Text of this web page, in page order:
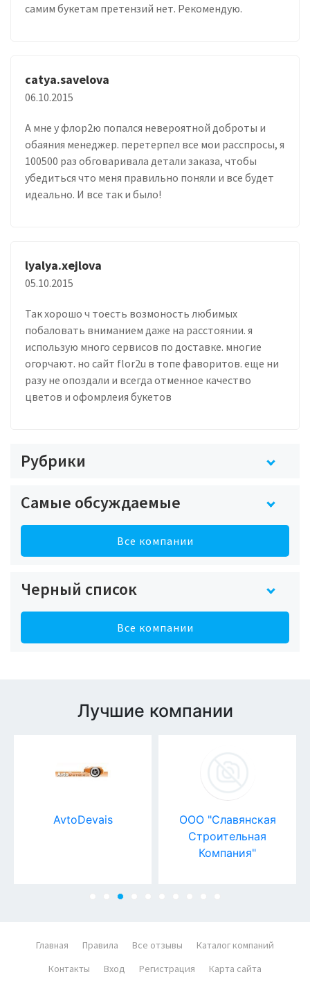
самим букетам претензий нет. Рекомендую.
catya.savelova
06.10.2015
А мне у флор2ю попался невероятной доброты и
обаяния менеджер. перетерпел все мои расспросы, я
100500 раз обговаривала детали заказа, чтобы
убедиться что меня правильно поняли и все будет
идеально. И все так и было!
lyalya.xejlova
05.10.2015
Так хорошо ч тоесть возмоность любимых
побаловать вниманием даже на расстоянии. я
использую много сервисов по доставке. многие
огорчают. но сайт flor2u в топе фаворитов. еще ни
разу не опоздали и всегда отменное качество
цветов и офомрлеия букетов
Рубрики
Самые обсуждаемые
Все компании
Черный список
Все компании
Лучшие компании
AvtoDevais
ООО "Славянская
Строительная
Компания"
Главная Правила Все отзывы
Каталог компаний
Контакты
Вход Регистрация
Карта сайта